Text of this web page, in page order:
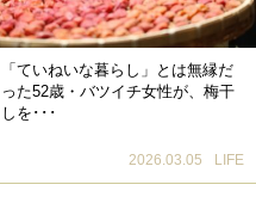
「ていねいな暮らし」とは無縁だ
った52歳・バツイチ女性が、梅干
しを･･･
2026.03.05 LIFE